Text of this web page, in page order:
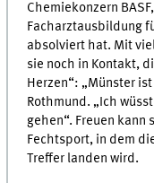
Chemiekonzern
Facharztausbildung
absolviert hat. Mit
sie noch in Kontakt,
Herzen“: „Münster
Rothmund. „Ich
gehen“. Freuen kann
Fechtsport, in dem
Treffer landen wird.